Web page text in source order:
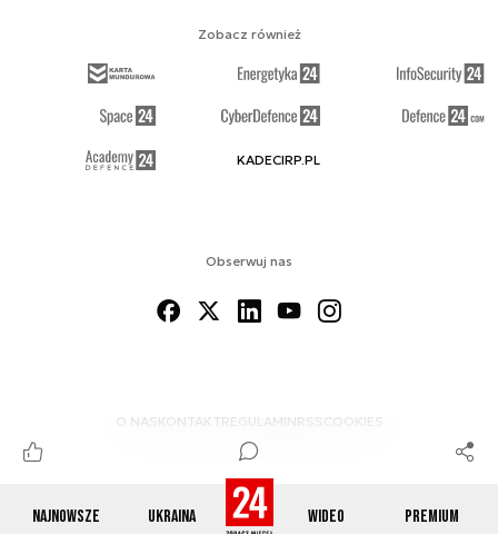
Najnowsze Ukraina Wideo Premium
Obserwuj nas
O NAS KONTAKTREGULAMINRSS COOKIES
Zobacz również
KADECIRP.PL
© 2012-2026 DEFENCE24